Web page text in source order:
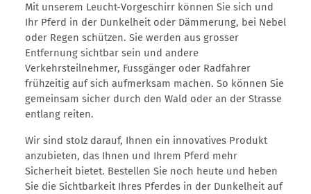
Mit unserem Leucht-Vorgeschirr können Sie sich und
Ihr Pferd in der Dunkelheit oder Dämmerung, bei Nebel
oder Regen schützen. Sie werden aus grosser
Entfernung sichtbar sein und andere
Verkehrsteilnehmer, Fussgänger oder Radfahrer
frühzeitig auf sich aufmerksam machen. So können Sie
gemeinsam sicher durch den Wald oder an der Strasse
entlang reiten.
Wir sind stolz darauf, Ihnen ein innovatives Produkt
anzubieten, das Ihnen und Ihrem Pferd mehr
Sicherheit bietet. Bestellen Sie noch heute und heben
Sie die Sichtbarkeit Ihres Pferdes in der Dunkelheit auf